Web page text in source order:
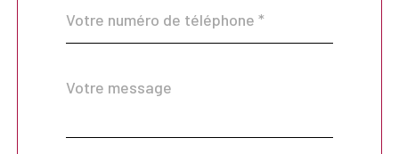
*
Fieldset
Message
*